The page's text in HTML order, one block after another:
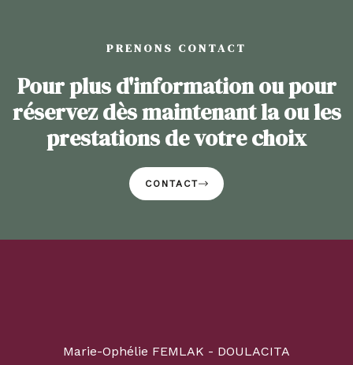
PRENONS CONTACT
Pour plus d'information ou pour
réservez dès maintenant la ou les
prestations de votre choix
CONTACT
Marie-Ophélie FEMLAK - DOULACITA